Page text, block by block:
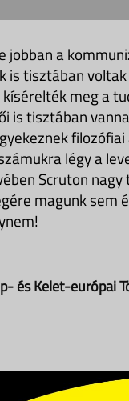
jobban a
is tisztában
meg a
is tisztában
légy a
Scruton
magunk sem
és Kelet-európai